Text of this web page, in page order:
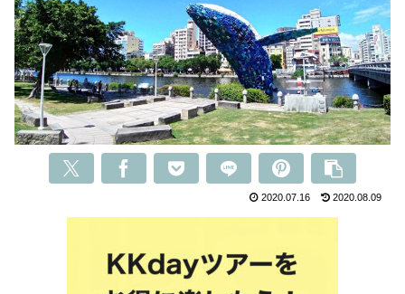
2020.07.16 2020.08.09